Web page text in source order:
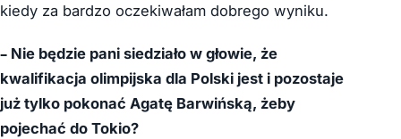
kiedy za bardzo oczekiwałam dobrego wyniku.
– Nie będzie pani siedziało w głowie, że
kwalifikacja olimpijska dla Polski jest i pozostaje
już tylko pokonać Agatę Barwińską, żeby
pojechać do Tokio?